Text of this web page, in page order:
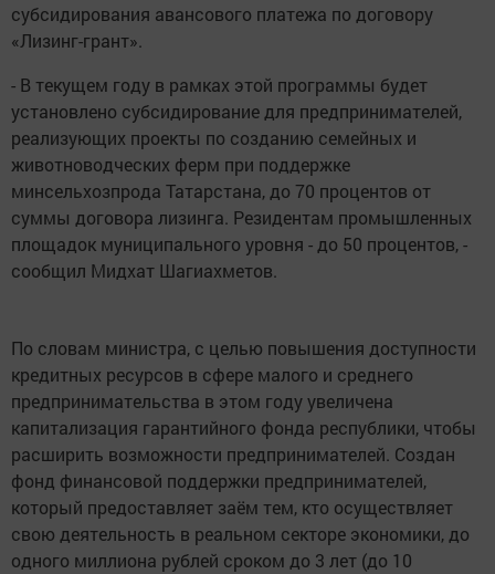
субсидирования авансового платежа по договору
«Лизинг-грант».
- В текущем году в рамках этой программы будет
установлено субсидирование для предпринимателей,
реализующих проекты по созданию семейных и
животноводческих ферм при поддержке
минсельхозпрода Татарстана, до 70 процентов от
суммы договора лизинга. Резидентам промышленных
площадок муниципального уровня - до 50 процентов, -
сообщил Мидхат Шагиахметов.
По словам министра, с целью повышения доступности
кредитных ресурсов в сфере малого и среднего
предпринимательства в этом году увеличена
капитализация гарантийного фонда республики, чтобы
расширить возможности предпринимателей. Создан
фонд финансовой поддержки предпринимателей,
который предоставляет заём тем, кто осуществляет
свою деятельность в реальном секторе экономики, до
одного миллиона рублей сроком до 3 лет (до 10